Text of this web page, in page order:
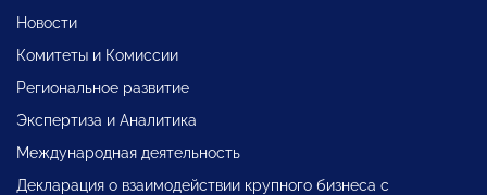
Новости
Комитеты и Комиссии
Региональное развитие
Экспертиза и Аналитика
Международная деятельность
Декларация о взаимодействии крупного бизнеса с